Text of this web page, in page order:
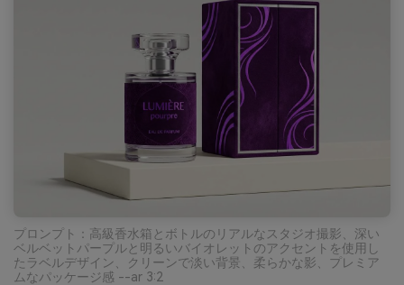
プロンプト：高級香水箱とボトルのリアルなスタジオ撮影、深い
ベルベットパープルと明るいバイオレットのアクセントを使用し
たラベルデザイン、クリーンで淡い背景、柔らかな影、プレミア
ムなパッケージ感 --ar 3:2